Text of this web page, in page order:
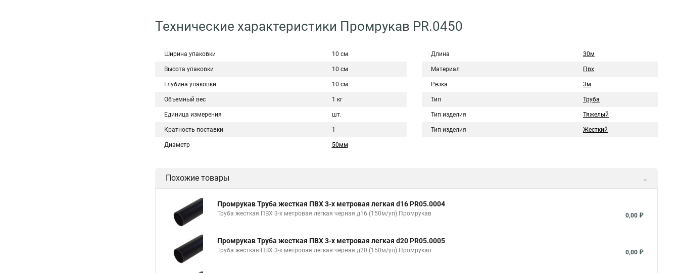
Технические характеристики Промрукав PR.0450
Ширина упаковки 10 см
Высота упаковки 10 см
Глубина упаковки 10 см
Объемный вес 1 кг
Единица измерения шт.
Кратность поставки 1
Диаметр 50мм
Длина 30м
Материал Пвх
Резка 3м
Тип Труба
Тип изделия Тяжелый
Тип изделия Жесткий
Похожие товары
Промрукав Труба жесткая ПВХ 3-х метровая легкая d16 PR05.0004
Труба жесткая ПВХ 3-х метровая легкая черная д16 (150м/уп) Промрукав 0,00 ₽
Промрукав Труба жесткая ПВХ 3-х метровая легкая d20 PR05.0005
Труба жесткая ПВХ 3-х метровая легкая черная д20 (150м/уп) Промрукав 0,00 ₽